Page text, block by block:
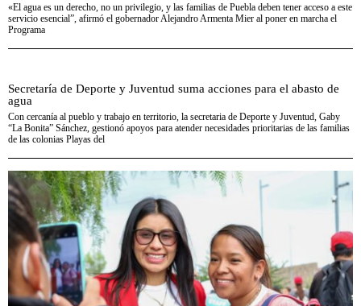
«El agua es un derecho, no un privilegio, y las familias de Puebla deben tener acceso a este
servicio esencial”, afirmó el gobernador Alejandro Armenta Mier al poner en marcha el
Programa
Secretaría de Deporte y Juventud suma acciones para el abasto de
agua
Con cercanía al pueblo y trabajo en territorio, la secretaria de Deporte y Juventud, Gaby
“La Bonita” Sánchez, gestionó apoyos para atender necesidades prioritarias de las familias
de las colonias Playas del